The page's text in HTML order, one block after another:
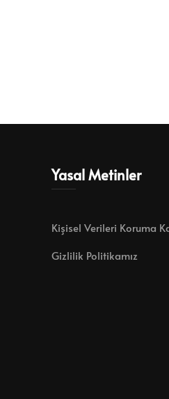
Yasal Metinler
Kişisel Verileri Koruma
Gizlilik Politikamız